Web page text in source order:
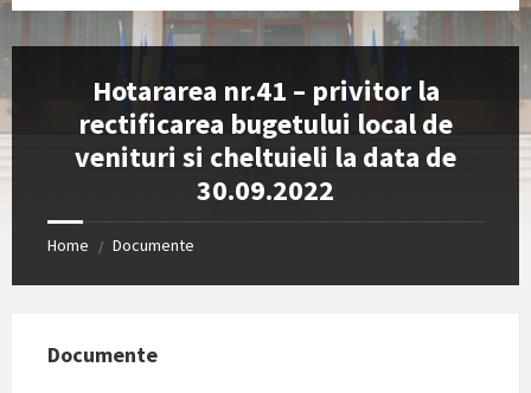
Hotararea nr.41 – privitor la
rectificarea bugetului local de
venituri si cheltuieli la data de
30.09.2022
Home / Documente
Documente